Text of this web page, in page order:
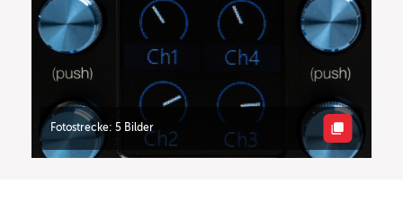
Fotostrecke: 5 Bilder